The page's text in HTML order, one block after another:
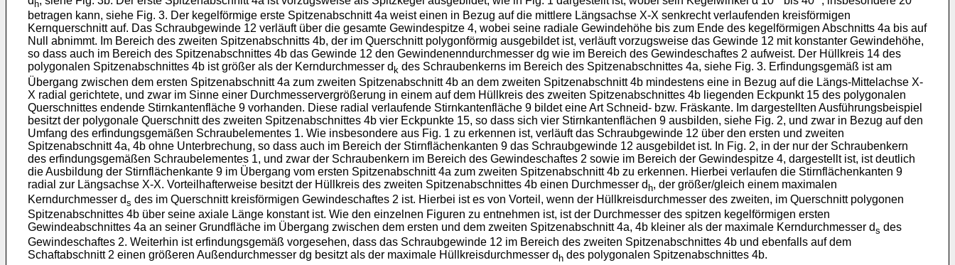
h
betragen kann, siehe Fig. 3. Der kegelförmige erste Spitzenabschnitt 4a weist einen in Bezug auf die mittlere Längsachse X-X senkrecht verlaufenden kreisförmigen
Kernquerschnitt auf. Das Schraubgewinde 12 verläuft über die gesamte Gewindespitze 4, wobei seine radiale Gewindehöhe bis zum Ende des kegelförmigen Abschnitts 4a bis auf
Null abnimmt. Im Bereich des zweiten Spitzenabschnitts 4b, der im Querschnitt polygonförmig ausgebildet ist, verläuft vorzugsweise das Gewinde 12 mit konstanter Gewindehöhe,
so dass auch im Bereich des Spitzenabschnittes 4b das Gewinde 12 den Gewindenenndurchmesser dg wie im Bereich des Gewindeschaftes 2 aufweist. Der Hüllkreis 14 des
polygonalen Spitzenabschnittes 4b ist größer als der Kerndurchmesser d k des Schraubenkerns im Bereich des Spitzenabschnittes 4a, siehe Fig. 3. Erfindungsgemäß ist am
Übergang zwischen dem ersten Spitzenabschnitt 4a zum zweiten Spitzenabschnitt 4b an dem zweiten Spitzenabschnitt 4b mindestens eine in Bezug auf die Längs-Mittelachse X-
X radial gerichtete, und zwar im Sinne einer Durchmesservergrößerung in einem auf dem Hüllkreis des zweiten Spitzenabschnittes 4b liegenden Eckpunkt 15 des polygonalen
Querschnittes endende Stirnkantenfläche 9 vorhanden. Diese radial verlaufende Stirnkantenfläche 9 bildet eine Art Schneid- bzw. Fräskante. Im dargestellten Ausführungsbeispiel
besitzt der polygonale Querschnitt des zweiten Spitzenabschnittes 4b vier Eckpunkte 15, so dass sich vier Stirnkantenflächen 9 ausbilden, siehe Fig. 2, und zwar in Bezug auf den
Umfang des erfindungsgemäßen Schraubelementes 1. Wie insbesondere aus Fig. 1 zu erkennen ist, verläuft das Schraubgewinde 12 über den ersten und zweiten
Spitzenabschnitt 4a, 4b ohne Unterbrechung, so dass auch im Bereich der Stirnflächenkanten 9 das Schraubgewinde 12 ausgebildet ist. In Fig. 2, in der nur der Schraubenkern
des erfindungsgemäßen Schraubelementes 1, und zwar der Schraubenkern im Bereich des Gewindeschaftes 2 sowie im Bereich der Gewindespitze 4, dargestellt ist, ist deutlich
die Ausbildung der Stirnflächenkante 9 im Übergang vom ersten Spitzenabschnitt 4a zum zweiten Spitzenabschnitt 4b zu erkennen. Hierbei verlaufen die Stirnflächenkanten 9
radial zur Längsachse X-X. Vorteilhafterweise besitzt der Hüllkreis des zweiten Spitzenabschnittes 4b einen Durchmesser d h, der größer/gleich einem maximalen
Kerndurchmesser ds des im Querschnitt kreisförmigen Gewindeschaftes 2 ist. Hierbei ist es von Vorteil, wenn der Hüllkreisdurchmesser des zweiten, im Querschnitt polygonen
Spitzenabschnittes 4b über seine axiale Länge konstant ist. Wie den einzelnen Figuren zu entnehmen ist, ist der Durchmesser des spitzen kegelförmigen ersten
Gewindeabschnittes 4a an seiner Grundfläche im Übergang zwischen dem ersten und dem zweiten Spitzenabschnitt 4a, 4b kleiner als der maximale Kerndurchmesser ds des
Gewindeschaftes 2. Weiterhin ist erfindungsgemäß vorgesehen, dass das Schraubgewinde 12 im Bereich des zweiten Spitzenabschnittes 4b und ebenfalls auf dem
Schaftabschnitt 2 einen größeren Außendurchmesser dg besitzt als der maximale Hüllkreisdurchmesser d h des polygonalen Spitzenabschnittes 4b.